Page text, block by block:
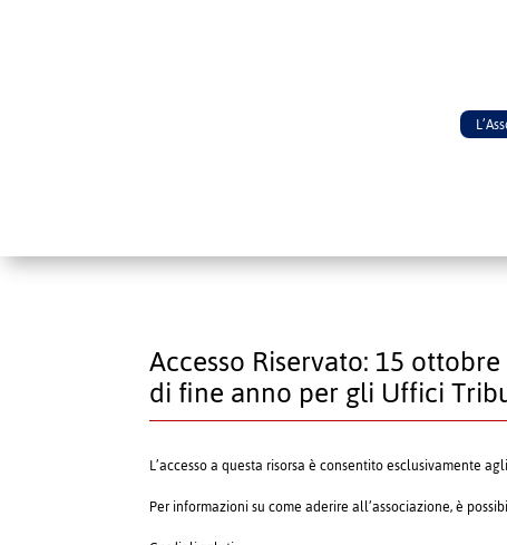
Accesso Riservato: 15
di fine anno per gli Uffici
L’accesso a questa risorsa è consentito esclusivamente
Per informazioni su come aderire all’associazione, è